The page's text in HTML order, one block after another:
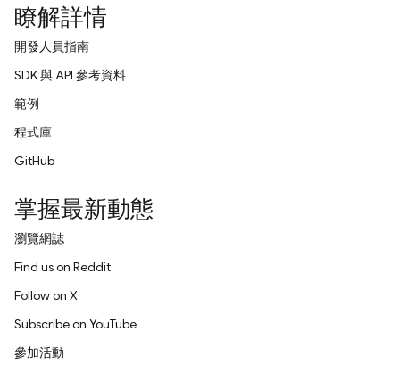
瞭解詳情
開發人員指南
SDK 與 API 參考資料
範例
程式庫
GitHub
掌握最新動態
瀏覽網誌
Find us on Reddit
Follow on X
Subscribe on YouTube
參加活動